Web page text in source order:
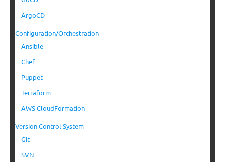
ArgoCD
Configuration/Orchestration
Ansible
Chef
Puppet
Terraform
AWS CloudFormation
Version Control System
Git
SVN